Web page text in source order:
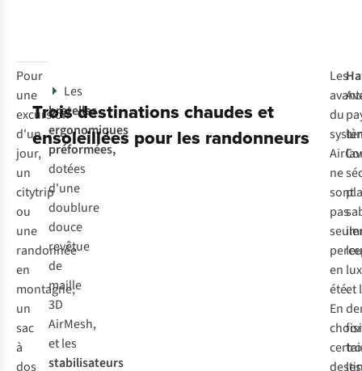
Pour
une
excursion
d'un
jour,
un
citytrip
ou
une
randonnée
en
montagne,
un
sac
à
dos
Les
bretelles
ergonomiques
préformées,
dotées
d'une
doublure
douce
revêtue
de
maille
3D
AirMesh,
et les
stabilisateurs
Trois destinations chaudes et
ensoleillées pour les randonneurs
Les
du
ne
sont
pas
en
été.
En
et